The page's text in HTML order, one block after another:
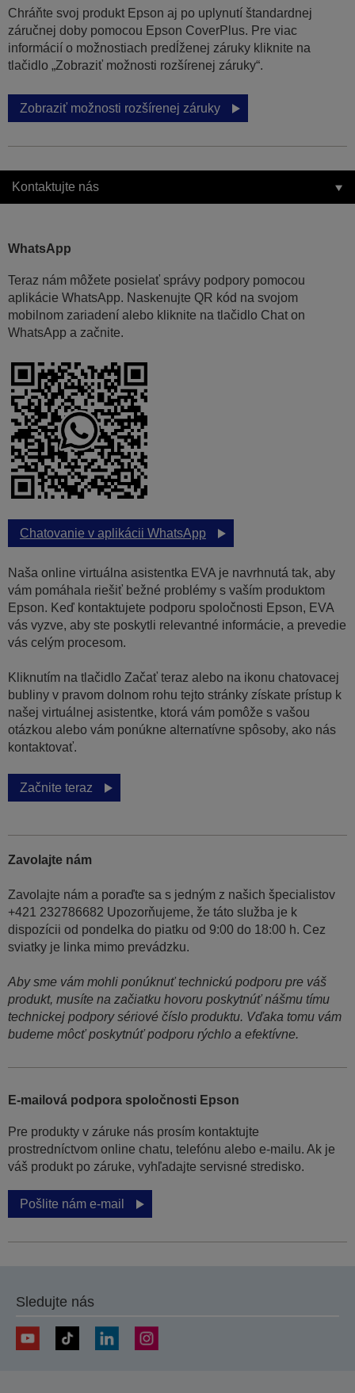
Chráňte svoj produkt Epson aj po uplynutí štandardnej
záručnej doby pomocou Epson CoverPlus. Pre viac
informácií o možnostiach predĺženej záruky kliknite na
tlačidlo „Zobraziť možnosti rozšírenej záruky“.
Zobraziť možnosti rozšírenej záruky
Kontaktujte nás
WhatsApp
Teraz nám môžete posielať správy podpory pomocou
aplikácie WhatsApp. Naskenujte QR kód na svojom
mobilnom zariadení alebo kliknite na tlačidlo Chat on
WhatsApp a začnite.
Chatovanie v aplikácii WhatsApp
Naša online virtuálna asistentka EVA je navrhnutá tak, aby
vám pomáhala riešiť bežné problémy s vaším produktom
Epson. Keď kontaktujete podporu spoločnosti Epson, EVA
vás vyzve, aby ste poskytli relevantné informácie, a prevedie
vás celým procesom.
Kliknutím na tlačidlo Začať teraz alebo na ikonu chatovacej
bubliny v pravom dolnom rohu tejto stránky získate prístup k
našej virtuálnej asistentke, ktorá vám pomôže s vašou
otázkou alebo vám ponúkne alternatívne spôsoby, ako nás
kontaktovať.
Začnite teraz
Zavolajte nám
Zavolajte nám a poraďte sa s jedným z našich špecialistov
+421 232786682 Upozorňujeme, že táto služba je k
dispozícii od pondelka do piatku od 9:00 do 18:00 h. Cez
sviatky je linka mimo prevádzku.
Aby sme vám mohli ponúknuť technickú podporu pre váš
produkt, musíte na začiatku hovoru poskytnúť nášmu tímu
technickej podpory sériové číslo produktu. Vďaka tomu vám
budeme môcť poskytnúť podporu rýchlo a efektívne.
E-mailová podpora spoločnosti Epson
Pre produkty v záruke nás prosím kontaktujte
prostredníctvom online chatu, telefónu alebo e-mailu. Ak je
váš produkt po záruke, vyhľadajte servisné stredisko.
Pošlite nám e-mail
Sledujte nás